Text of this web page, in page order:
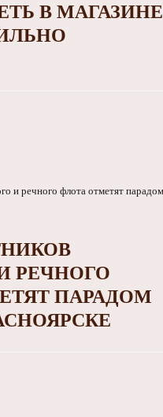
В МАГАЗИНЕ
РЕЧНОГО
ПАРАДОМ